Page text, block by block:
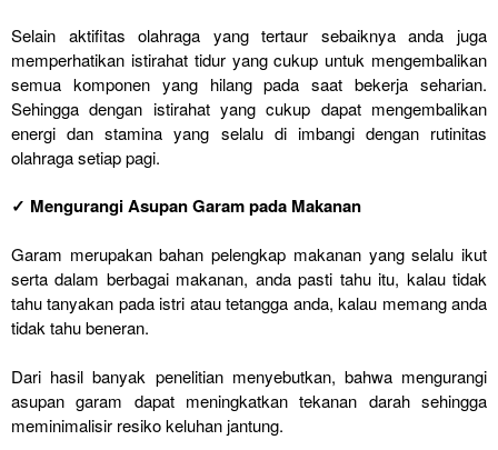
Selain aktifitas olahraga yang tertaur sebaiknya anda juga
memperhatikan istirahat tidur yang cukup untuk mengembalikan
semua komponen yang hilang pada saat bekerja seharian.
Sehingga dengan istirahat yang cukup dapat mengembalikan
energi dan stamina yang selalu di imbangi dengan rutinitas
olahraga setiap pagi.
✓ Mengurangi Asupan Garam pada Makanan
Garam merupakan bahan pelengkap makanan yang selalu ikut
serta dalam berbagai makanan, anda pasti tahu itu, kalau tidak
tahu tanyakan pada istri atau tetangga anda, kalau memang anda
tidak tahu beneran.
Dari hasil banyak penelitian menyebutkan, bahwa mengurangi
asupan garam dapat meningkatkan tekanan darah sehingga
meminimalisir resiko keluhan jantung.